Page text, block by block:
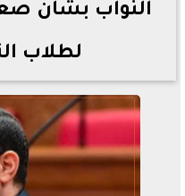
النواب بشأن
لطلاب